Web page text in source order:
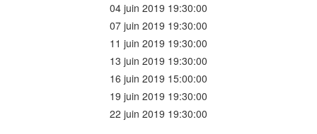
04 juin 2019 19:30:00
07 juin 2019 19:30:00
11 juin 2019 19:30:00
13 juin 2019 19:30:00
16 juin 2019 15:00:00
19 juin 2019 19:30:00
22 juin 2019 19:30:00